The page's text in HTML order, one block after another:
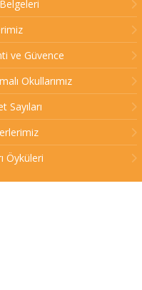
ve Güvence
Okullarımız
Sayıları
Öyküleri